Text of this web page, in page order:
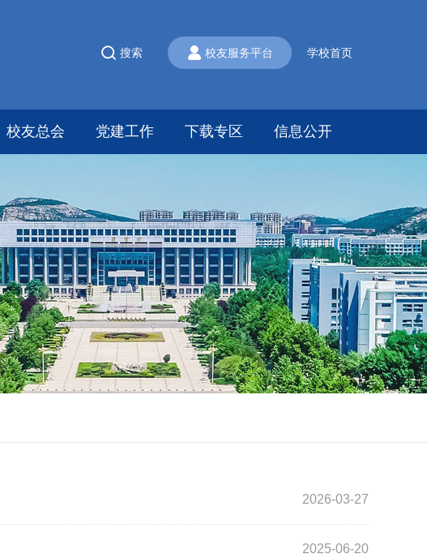
校友服务平台 学校首页
搜索
校友总会 党建工作 下载专区 信息公开
2026-03-27
2025-06-20